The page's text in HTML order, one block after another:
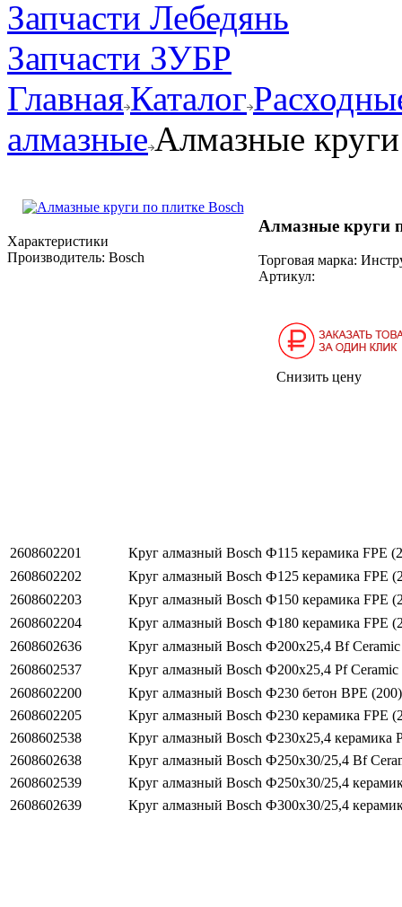
Запчасти Лебедянь
Запчасти ЗУБР
ГлавнаяКаталог
алмазные Алмазные
Характеристики
Производитель: Bosch
Алмазные круги
Торговая марка:
Артикул:
Снизить цену
2608602201
Круг алмазный Bosch Ф115 керамика FPE
2608602202
Круг алмазный Bosch Ф125 керамика FPE
2608602203
Круг алмазный Bosch Ф150 керамика FPE
2608602204
Круг алмазный Bosch Ф180 керамика FPE
2608602636
Круг алмазный Bosch Ф200х25,4 Bf
2608602537
Круг алмазный Bosch Ф200х25,4 Pf Ceramic
2608602200
Круг алмазный Bosch Ф230 бетон BPE (200)
2608602205
Круг алмазный Bosch Ф230 керамика FPE
2608602538
Круг алмазный Bosch Ф230х25,4 керамика
2608602638
Круг алмазный Bosch Ф250х30/25,4 Bf
2608602539
Круг алмазный Bosch Ф250х30/25,4
2608602639
Круг алмазный Bosch Ф300х30/25,4